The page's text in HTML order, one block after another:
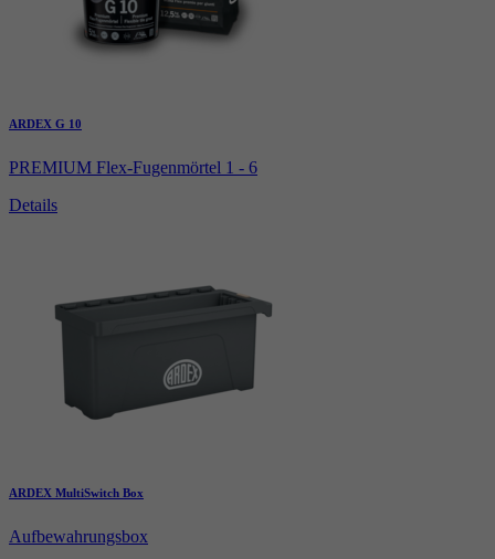
ARDEX G 10
PREMIUM Flex-Fugenmörtel 1 - 6
Details
ARDEX MultiSwitch Box
Aufbewahrungsbox